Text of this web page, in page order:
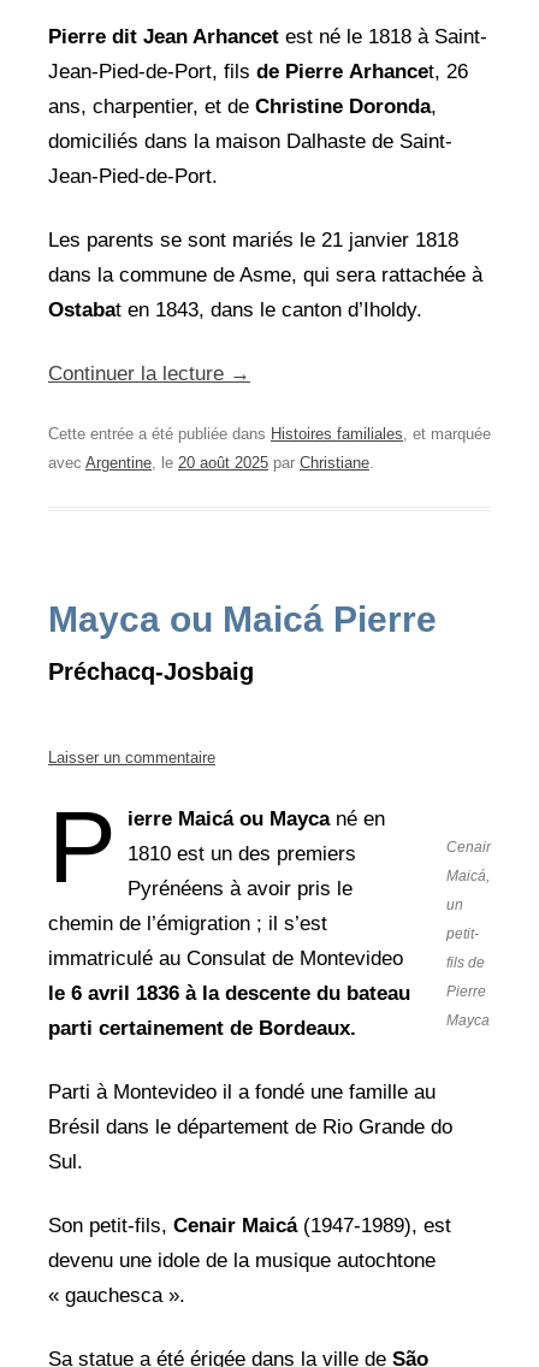
Pierre dit Jean Arhancet est né le 1818 à Saint-
Jean-Pied-de-Port, fils de Pierre Arhancet, 26
ans, charpentier, et de Christine Doronda,
domiciliés dans la maison Dalhaste de Saint-
Jean-Pied-de-Port.
Les parents se sont mariés le 21 janvier 1818
dans la commune de Asme, qui sera rattachée à
Ostabat en 1843, dans le canton d’Iholdy.
Continuer la lecture →
Cette entrée a été publiée dans Histoires familiales, et marquée
avec Argentine, le 20 août 2025 par Christiane.
Mayca ou Maicá Pierre
Préchacq-Josbaig
Laisser un commentaire
Cenair
Maicá,
un
petit-
fils de
Pierre
Mayca
P ierre Maicá ou Mayca né en
1810 est un des premiers
Pyrénéens à avoir pris le
chemin de l’émigration ; il s’est
immatriculé au Consulat de Montevideo
le 6 avril 1836 à la descente du bateau
parti certainement de Bordeaux.
Parti à Montevideo il a fondé une famille au
Brésil dans le département de Rio Grande do
Sul.
Son petit-fils, Cenair Maicá(1947-1989), est
devenu une idole de la musique autochtone
« gauchesca ».
Sa statue a été érigée dans la ville de São